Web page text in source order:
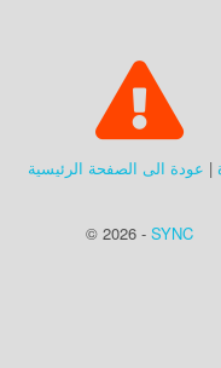
| عودة الى الصفحة الرئيسية
© 2026 - SYNC